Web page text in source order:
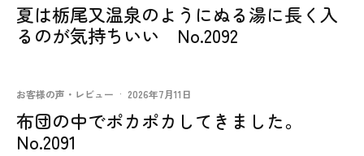
夏は栃尾又温泉のようにぬる湯に長く入
るのが気持ちいい No.2092
お客様の声・レビュー · 2026年7月11日
布団の中でポカポカしてきました。
No.2091